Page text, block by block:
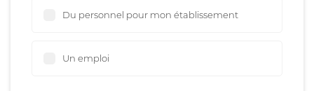
Du personnel pour mon établissement
Un emploi